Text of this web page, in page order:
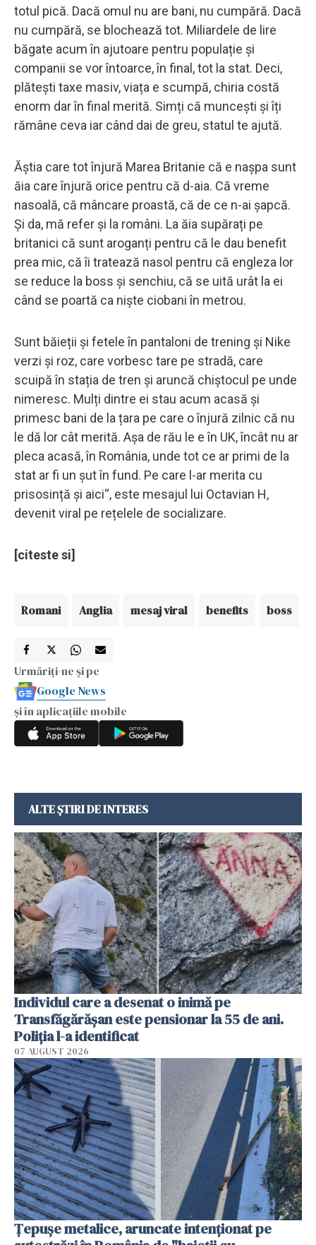
totul pică. Dacă omul nu are bani, nu cumpără. Dacă
nu cumpără, se blochează tot. Miliardele de lire
băgate acum în ajutoare pentru populație și
companii se vor întoarce, în final, tot la stat. Deci,
plătești taxe masiv, viața e scumpă, chiria costă
enorm dar în final merită. Simți că muncești și îți
rămâne ceva iar când dai de greu, statul te ajută.
Ăștia care tot înjură Marea Britanie că e nașpa sunt
ăia care înjură orice pentru că d-aia. Că vreme
nasoală, că mâncare proastă, că de ce n-ai șapcă.
Și da, mă refer și la români. La ăia supărați pe
britanici că sunt aroganți pentru că le dau benefit
prea mic, că îi tratează nasol pentru că engleza lor
se reduce la boss și senchiu, că se uită urât la ei
când se poartă ca niște ciobani în metrou.
Sunt băieții și fetele în pantaloni de trening și Nike
verzi și roz, care vorbesc tare pe stradă, care
scuipă în stația de tren și aruncă chiștocul pe unde
nimeresc. Mulți dintre ei stau acum acasă și
primesc bani de la țara pe care o înjură zilnic că nu
le dă lor cât merită. Așa de rău le e în UK, încât nu ar
pleca acasă, în România, unde tot ce ar primi de la
stat ar fi un șut în fund. Pe care l-ar merita cu
prisosință și aici“, este mesajul lui Octavian H,
devenit viral pe rețelele de socializare.
[citeste si]
Romani Anglia mesaj viral benefits boss
Urmăriți-ne și pe
Google News
și în aplicațiile mobile
ALTE ȘTIRI DE INTERES
Individul care a desenat o inimă pe
Transfăgărășan este pensionar la 55 de ani.
Poliția l-a identificat
07 AUGUST 2026
Țepușe metalice, aruncate intenționat pe